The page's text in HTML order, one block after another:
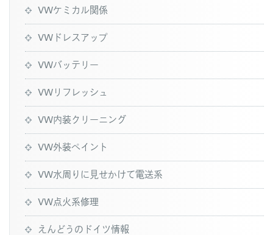
VWケミカル関係
VWドレスアップ
VWバッテリー
VWリフレッシュ
VW内装クリーニング
VW外装ペイント
VW水周りに見せかけて電送系
VW点火系修理
えんどうのドイツ情報